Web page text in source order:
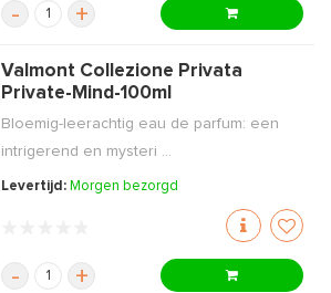
- +
Valmont Collezione Privata
Private-Mind-100ml
Bloemig-leerachtig eau de parfum: een
intrigerend en mysteri ...
Levertijd: Morgen bezorgd
- +